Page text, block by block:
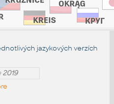
jazykových verzích
2019